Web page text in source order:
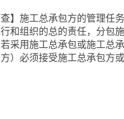
查】施工总承包方的管理
和组织的总的责任，分包
采用施工总承包或施工总
）必须接受施工总承包方